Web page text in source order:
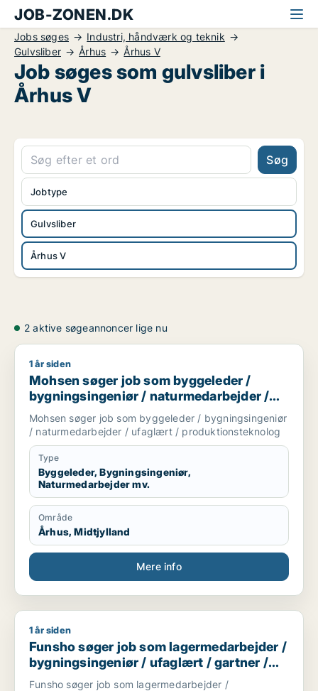
JOB-ZONEN.DK
Jobs søges
Industri, håndværk og teknik
Gulvsliber
Århus Århus V
Job søges som gulvsliber i
Århus V
Søg
Gulvsliber
Århus V
Jobtype
2 aktive søgeannoncer lige nu
Mohsen søger job som byggeleder / bygningsingeniør /
1 år siden
Mohsen søger job som byggeleder /
bygningsingeniør / naturmedarbejder /
ufaglært / produktionsteknolog
Mohsen søger job som byggeleder / bygningsingeniør
/ naturmedarbejder / ufaglært / produktionsteknolog
Type
Byggeleder, Bygningsingeniør,
Naturmedarbejder mv.
Område
Århus, Midtjylland
Mere info
Funsho søger job som lagermedarbejder /
1 år siden
Funsho søger job som lagermedarbejder /
bygningsingeniør / ufaglært / gartner /
landbrug
Funsho søger job som lagermedarbejder /